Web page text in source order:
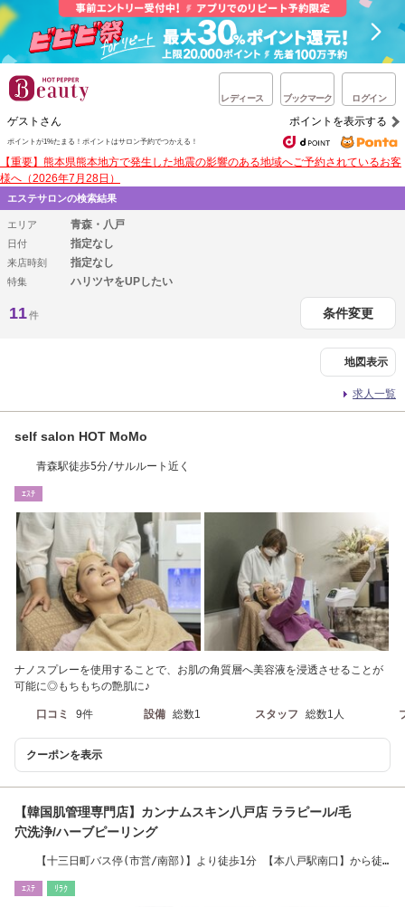
レディース ブックマーク ログイン
ゲストさん ポイントを表示する
ポイントが1%たまる！ ポイントはサロン予約でつかえる！
【重要】熊本県熊本地方で発生した地震の影響のある地域へご予約されているお客
様へ（2026年7月28日）
エステサロンの検索結果
エリア 青森・八戸
日付 指定なし
来店時刻 指定なし
特集 ハリツヤをUPしたい
11件 条件変更
地図表示
求人一覧
self salon HOT MoMo
青森駅徒歩5分/サルルート近く
ｴｽﾃ
ナノスプレーを使用することで、お肌の角質層へ美容液を浸透させることが
可能に◎もちもちの艶肌に♪
口コミ 9件 設備 総数1 スタッフ 総数1人
クーポンを表示
【韓国肌管理専門店】カンナムスキン八戸店 ララピール/毛
穴洗浄/ハーブピーリング
【十三日町バス停(市営/南部)】より徒歩1分 【本八戸駅南口】から徒
ｴｽﾃ ﾘﾗｸ